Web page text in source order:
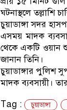
ঘটনাস্থলে তল্লাশি
চুয়াডাঙ্গা সদর
এসময় মাদক
থেকে একটি ওয়ান
জানান তিনি।
চুয়াডাঙ্গার পুলিশ
মাদক ব্যবসায়ী।
Tag :
চুয়াডাঙ্গা